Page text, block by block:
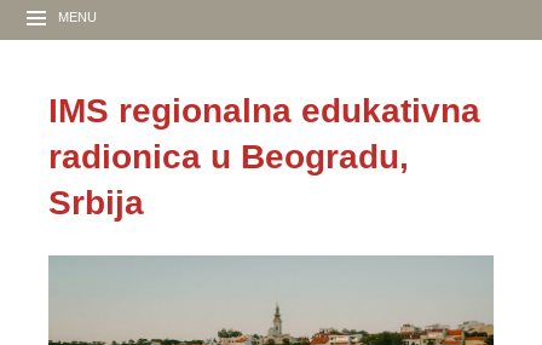
MENU
IMS regionalna edukativna
radionica u Beogradu,
Srbija